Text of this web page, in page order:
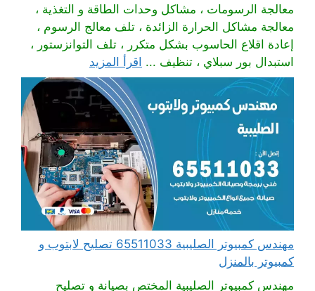
معالجة الرسومات ، مشاكل وحدات الطاقة و التغذية ،
معالجة مشاكل الحرارة الزائدة ، تلف معالج الرسوم ،
إعادة اقلاع الحاسوب بشكل متكرر ، تلف التوانزستور ،
استبدال بور سبلاي ، تنظيف ... اقرأ المزيد
مهندس كمبيوتر الصليبية 65511033 تصليح لابتوب و
كمبيوتر بالمنزل
مهندس كمبيوتر الصليبية المختص بصيانة و تصليح